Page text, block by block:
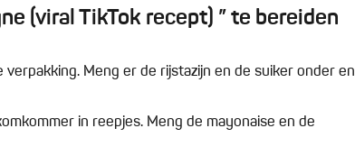
(viral TikTok recept) ” te bereiden
Meng er de rijstazijn en de suiker onder en
in reepjes. Meng de mayonaise en de